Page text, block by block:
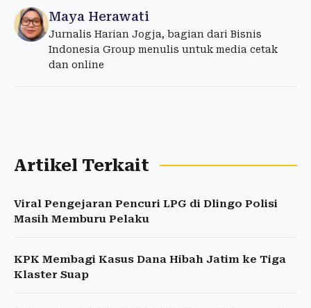
Maya Herawati
Jurnalis Harian Jogja, bagian dari Bisnis
Indonesia Group menulis untuk media cetak
dan online
Artikel Terkait
Viral Pengejaran Pencuri LPG di Dlingo Polisi
Masih Memburu Pelaku
KPK Membagi Kasus Dana Hibah Jatim ke Tiga
Klaster Suap